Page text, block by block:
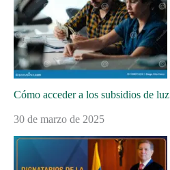
Cómo acceder a los subsidios de
30 de marzo de 2025